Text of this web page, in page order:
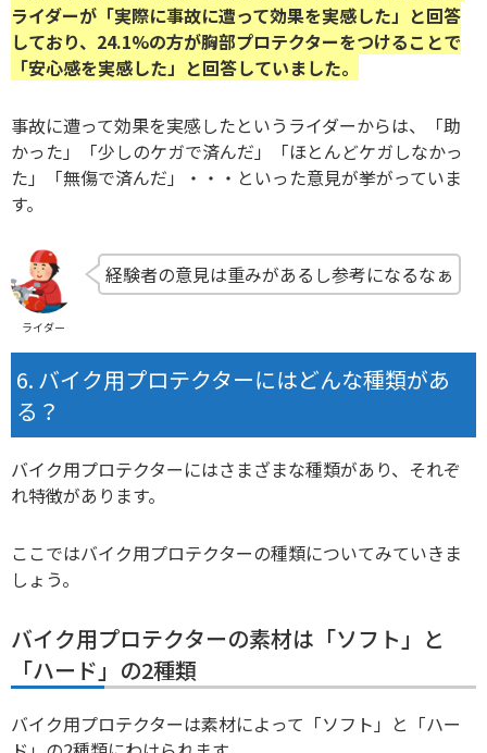
ライダーが「実際に事故に遭って効果を実感した」と回答
しており、24.1%の方が胸部プロテクターをつけることで
「安心感を実感した」と回答していました。
事故に遭って効果を実感したというライダーからは、「助
かった」「少しのケガで済んだ」「ほとんどケガしなかっ
た」「無傷で済んだ」・・・といった意見が挙がっていま
す。
ライダー
経験者の意見は重みがあるし参考になるなぁ
バイク用プロテクターにはどんな種類があ
る？
バイク用プロテクターにはさまざまな種類があり、それぞ
れ特徴があります。
ここではバイク用プロテクターの種類についてみていきま
しょう。
バイク用プロテクターの素材は「ソフト」と
「ハード」の2種類
バイク用プロテクターは素材によって「ソフト」と「ハー